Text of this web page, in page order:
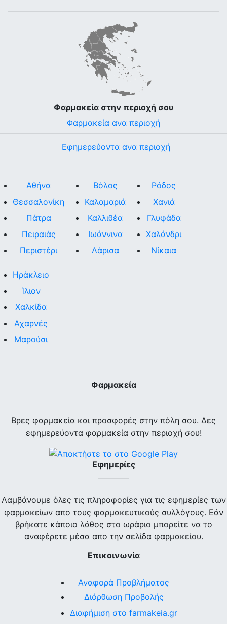
Φαρμακεία στην περιοχή σου
Φαρμακεία ανα περιοχή
Εφημερεύοντα ανα περιοχή
Αθήνα
Θεσσαλονίκη
Πάτρα
Πειραιάς
Περιστέρι
Βόλος
Καλαμαριά
Καλλιθέα
Ιωάννινα
Λάρισα
Ρόδος
Χανιά
Γλυφάδα
Χαλάνδρι
Νίκαια
Ηράκλειο
Ίλιον
Χαλκίδα
Αχαρνές
Μαρούσι
Φαρμακεία
Βρες φαρμακεία και προσφορές στην πόλη σου. Δες
εφημερεύοντα φαρμακεία στην περιοχή σου!
Εφημερίες
Λαμβάνουμε όλες τις πληροφορίες για τις εφημερίες των
φαρμακείων απο τους φαρμακευτικούς συλλόγους. Εάν
βρήκατε κάποιο λάθος στο ωράριο μπορείτε να το
αναφέρετε μέσα απο την σελίδα φαρμακείου.
Επικοινωνία
Αναφορά Προβλήματος
Διόρθωση Προβολής
Διαφήμιση στο farmakeia.gr